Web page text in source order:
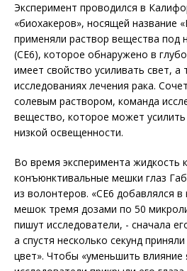
Эксперимент проводился в
«биохакеров», носящей название
применяли раствор вещества под
(СЕ6), которое обнаружено в
имеет свойство усиливать свет, а
исследованиях лечения рака.
солевым раствором, команда
вещество, которое может усилить
низкой освещенности.
Во время эксперимента жидкость
конъюнктивальные мешки глаз
из волонтеров. «СЕ6 добавлялся
мешок тремя дозами по 50
пишут исследователи, - сначала
а спустя несколько секунд
цвет». Чтобы «уменьшить влияние